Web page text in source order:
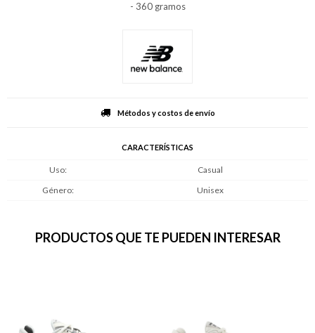
- 360 gramos
Métodos y costos de envío
CARACTERÍSTICAS
Uso
Casual
Género
Unisex
PRODUCTOS QUE TE PUEDEN INTERESAR